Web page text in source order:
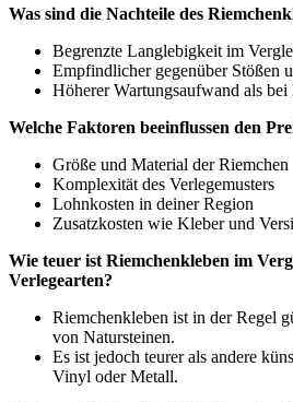
Was sind die Nachteile des
Begrenzte Langlebigkeit im
Empfindlicher gegenüber Stößen
Höherer Wartungsaufwand als bei
Welche Faktoren beeinflussen den
Größe und Material der Riemchen
Komplexität des Verlegemusters
Lohnkosten in deiner Region
Zusatzkosten wie Kleber und
Wie teuer ist Riemchenkleben im
Verlegearten?
Riemchenkleben ist in der Regel
von Natursteinen.
Es ist jedoch teurer als andere
Vinyl oder Metall.